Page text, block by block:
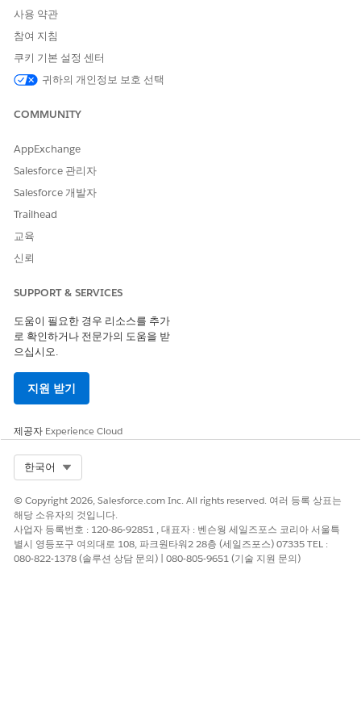
사용 약관
참여 지침
쿠키 기본 설정 센터
귀하의 개인정보 보호 선택
COMMUNITY
AppExchange
Salesforce 관리자
Salesforce 개발자
Trailhead
교육
신뢰
SUPPORT & SERVICES
도움이 필요한 경우 리소스를 추가
로 확인하거나 전문가의 도움을 받
으십시오.
지원 받기
제공자 Experience Cloud
한국어
© Copyright 2026, Salesforce.com Inc. All rights reserved. 여러 등록 상표는
해당 소유자의 것입니다.
사업자 등록번호 : 120-86-92851 , 대표자 : 벤슨웡 세일즈포스 코리아 서울특
별시 영등포구 여의대로 108, 파크원타워2 28층 (세일즈포스) 07335 TEL :
080-822-1378 (솔루션 상담 문의) | 080-805-9651 (기술 지원 문의)